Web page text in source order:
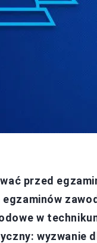
przed
w
wyzwanie